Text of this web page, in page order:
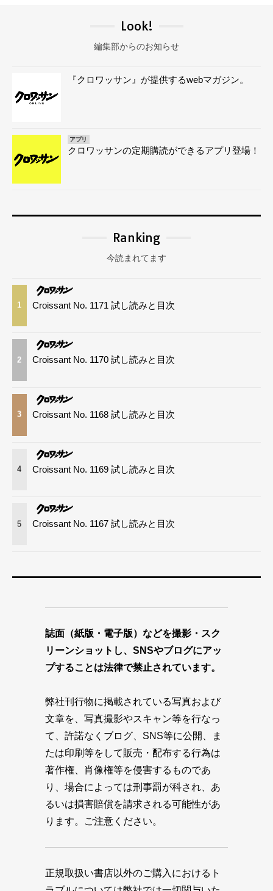
Look!
編集部からのお知らせ
『クロワッサン』が提供するwebマガジン。
アプリ
クロワッサンの定期購読ができるアプリ登場！
Ranking
今読まれてます
1 Croissant No. 1171 試し読みと目次
2 Croissant No. 1170 試し読みと目次
3 Croissant No. 1168 試し読みと目次
4 Croissant No. 1169 試し読みと目次
5 Croissant No. 1167 試し読みと目次
誌面（紙版・電子版）などを撮影・スク
リーンショットし、SNSやブログにアッ
プすることは法律で禁止されています。
弊社刊行物に掲載されている写真および
文章を、写真撮影やスキャン等を行なっ
て、許諾なくブログ、SNS等に公開、ま
たは印刷等をして販売・配布する行為は
著作権、肖像権等を侵害するものであ
り、場合によっては刑事罰が科され、あ
るいは損害賠償を請求される可能性があ
ります。ご注意ください。
正規取扱い書店以外のご購入におけるト